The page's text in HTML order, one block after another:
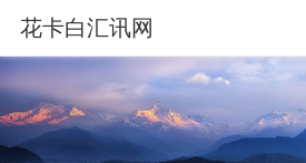
花卡白汇讯网